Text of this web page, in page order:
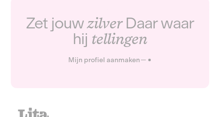
Zet jouwzilverDaar waar
hij tellingen
Mijn profiel aanmaken